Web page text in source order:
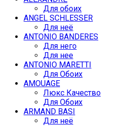
Для обоих
ANGEL SCHLESSER
Для неё
ANTONIO BANDERES
Для него
Для нее
ANTONIO MARETTI
Для Обоих
AMOUAGE
Люкс Качество
Для Обоих
ARMAND BASI
Для неё